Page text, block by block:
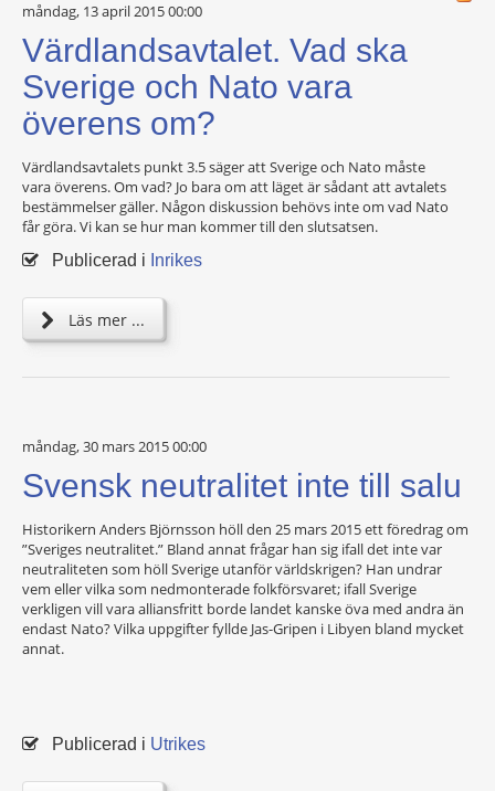
måndag, 13 april 2015 00:00
Värdlandsavtalet. Vad ska
Sverige och Nato vara
överens om?
Värdlandsavtalets punkt 3.5 säger att Sverige och Nato måste
vara överens. Om vad? Jo bara om att läget är sådant att avtalets
bestämmelser gäller. Någon diskussion behövs inte om vad Nato
får göra. Vi kan se hur man kommer till den slutsatsen.
Publicerad i Inrikes
Läs mer ...
måndag, 30 mars 2015 00:00
Svensk neutralitet inte till salu
Historikern Anders Björnsson höll den 25 mars 2015 ett föredrag om
”Sveriges neutralitet.” Bland annat frågar han sig ifall det inte var
neutraliteten som höll Sverige utanför världskrigen? Han undrar
vem eller vilka som nedmonterade folkförsvaret; ifall Sverige
verkligen vill vara alliansfritt borde landet kanske öva med andra än
endast Nato? Vilka uppgifter fyllde Jas-Gripen i Libyen bland mycket
annat.
Publicerad i Utrikes